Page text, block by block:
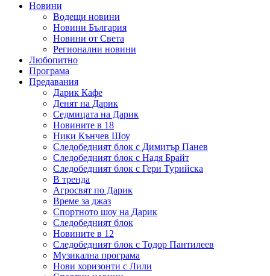
Новини
Водещи новини
Новини България
Новини от Света
Регионални новини
Любопитно
Програма
Предавания
Дарик Кафе
Денят на Дарик
Седмицата на Дарик
Новините в 18
Ники Кънчев Шоу
Следобедният блок с Димитър Панев
Следобедният блок с Надя Брайт
Следобедният блок с Гери Турийска
В тренда
Агросвят по Дарик
Време за джаз
Спортното шоу на Дарик
Следобедният блок
Новините в 12
Следобедният блок с Тодор Пантилеев
Музикална програма
Нови хоризонти с Лили